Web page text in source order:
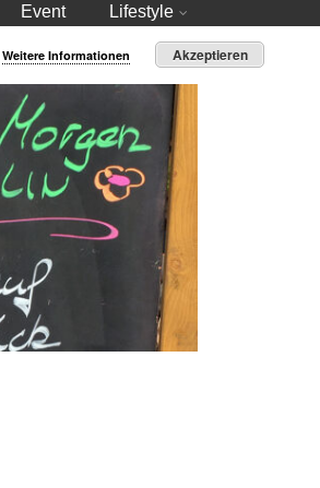
Event Lifestyle
Weitere Informationen Akzeptieren